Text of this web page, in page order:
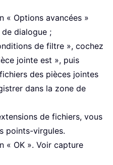
« Options avancées »
dialogue ;
de filtre », cochez
jointe est », puis
des pièces jointes
dans la zone de
de fichiers, vous
points-virgules.
« OK ». Voir capture